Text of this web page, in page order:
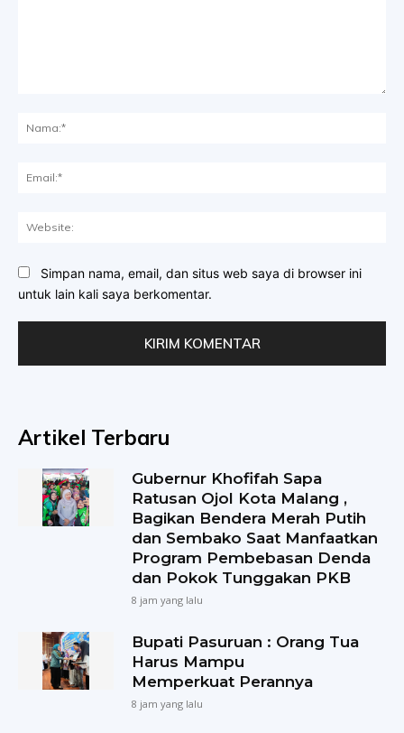
Simpan nama, email, dan situs web saya di browser ini
untuk lain kali saya berkomentar.
Artikel Terbaru
Gubernur Khofifah Sapa
Ratusan Ojol Kota Malang ,
Bagikan Bendera Merah Putih
dan Sembako Saat Manfaatkan
Program Pembebasan Denda
dan Pokok Tunggakan PKB
8 jam yang lalu
Bupati Pasuruan : Orang Tua
Harus Mampu
Memperkuat Perannya
8 jam yang lalu